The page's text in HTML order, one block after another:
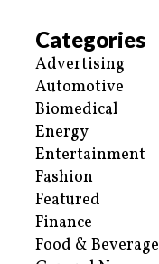
Categories
Advertising
Automotive
Biomedical
Energy
Entertainment
Fashion
Featured
Finance
Food & Beverage